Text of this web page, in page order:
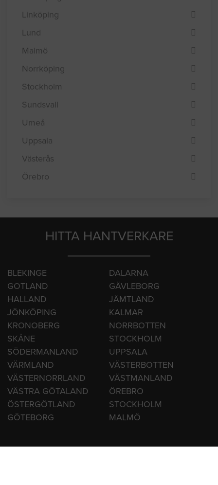
Helsingborg
Jönköping
Linköping
Lund
Malmö
Norrköping
Stockholm
Sundsvall
Umeå
Uppsala
Örebro
HITTA HANTVERKARE
BLEKINGE
DALARNA
GOTLAND
GÄVLEBORG
HALLAND
JÄMTLAND
JÖNKÖPING
KALMAR
KRONOBERG
NORRBOTTEN
SKÅNE
STOCKHOLM
SÖDERMANLAND
UPPSALA
VÄRMLAND
VÄSTERBOTTEN
VÄSTERNORRLAND
VÄSTMANLAND
ÖSTERGÖTLAND
STOCKHOLM